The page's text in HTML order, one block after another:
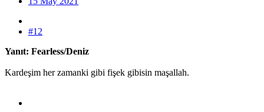
#12
Yanıt: Fearless/Deniz
Kardeşim her zamanki gibi fişek gibisin maşallah.